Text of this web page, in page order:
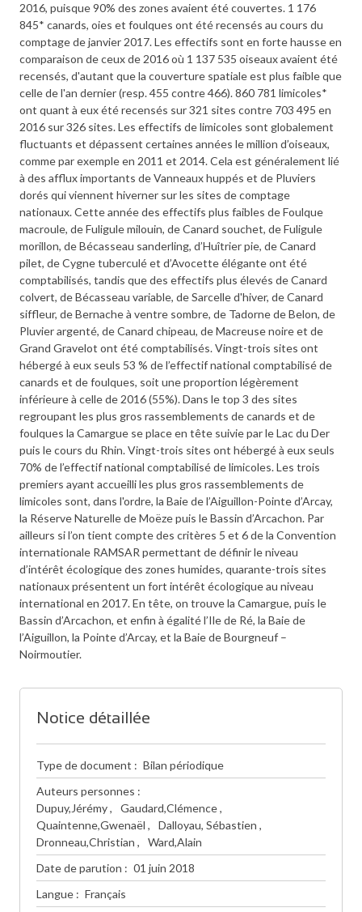
2016, puisque 90% des zones avaient été couvertes. 1 176
845* canards, oies et foulques ont été recensés au cours du
comptage de janvier 2017. Les effectifs sont en forte hausse en
comparaison de ceux de 2016 où 1 137 535 oiseaux avaient été
recensés, d'autant que la couverture spatiale est plus faible que
celle de l'an dernier (resp. 455 contre 466). 860 781 limicoles*
ont quant à eux été recensés sur 321 sites contre 703 495 en
2016 sur 326 sites. Les effectifs de limicoles sont globalement
fluctuants et dépassent certaines années le million d’oiseaux,
comme par exemple en 2011 et 2014. Cela est généralement lié
à des afflux importants de Vanneaux huppés et de Pluviers
dorés qui viennent hiverner sur les sites de comptage
nationaux. Cette année des effectifs plus faibles de Foulque
macroule, de Fuligule milouin, de Canard souchet, de Fuligule
morillon, de Bécasseau sanderling, d’Huîtrier pie, de Canard
pilet, de Cygne tuberculé et d’Avocette élégante ont été
comptabilisés, tandis que des effectifs plus élevés de Canard
colvert, de Bécasseau variable, de Sarcelle d'hiver, de Canard
siffleur, de Bernache à ventre sombre, de Tadorne de Belon, de
Pluvier argenté, de Canard chipeau, de Macreuse noire et de
Grand Gravelot ont été comptabilisés. Vingt-trois sites ont
hébergé à eux seuls 53 % de l’effectif national comptabilisé de
canards et de foulques, soit une proportion légèrement
inférieure à celle de 2016 (55%). Dans le top 3 des sites
regroupant les plus gros rassemblements de canards et de
foulques la Camargue se place en tête suivie par le Lac du Der
puis le cours du Rhin. Vingt-trois sites ont hébergé à eux seuls
70% de l’effectif national comptabilisé de limicoles. Les trois
premiers ayant accueilli les plus gros rassemblements de
limicoles sont, dans l'ordre, la Baie de l’Aiguillon-Pointe d’Arcay,
la Réserve Naturelle de Moëze puis le Bassin d’Arcachon. Par
ailleurs si l’on tient compte des critères 5 et 6 de la Convention
internationale RAMSAR permettant de définir le niveau
d’intérêt écologique des zones humides, quarante-trois sites
nationaux présentent un fort intérêt écologique au niveau
international en 2017. En tête, on trouve la Camargue, puis le
Bassin d’Arcachon, et enfin à égalité l’Ile de Ré, la Baie de
l’Aiguillon, la Pointe d’Arcay, et la Baie de Bourgneuf –
Noirmoutier.
Notice détaillée
Type de document
Bilan périodique
Auteurs personnes
Dupuy,Jérémy
Gaudard,Clémence
Quaintenne,Gwenaël
Dalloyau, Sébastien
Dronneau,Christian
Ward,Alain
Date de parution
01 juin 2018
Langue
Français